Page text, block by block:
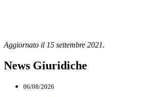
Aggiornato il 15 settembre 2021.
News Giuridiche
06/08/2026